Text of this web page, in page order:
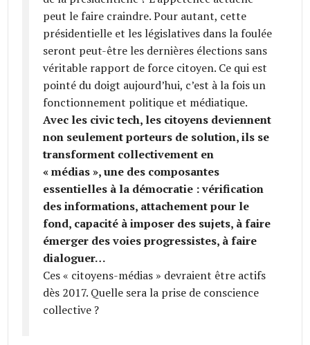
peut le faire craindre. Pour autant, cette
présidentielle et les législatives dans la foulée
seront peut-être les dernières élections sans
véritable rapport de force citoyen. Ce qui est
pointé du doigt aujourd’hui, c’est à la fois un
fonctionnement politique et médiatique.
Avec les civic tech, les citoyens deviennent
non seulement porteurs de solution, ils se
transforment collectivement en
« médias », une des composantes
essentielles à la démocratie : vérification
des informations, attachement pour le
fond, capacité à imposer des sujets, à faire
émerger des voies progressistes, à faire
dialoguer…
Ces « citoyens-médias » devraient être actifs
dès 2017. Quelle sera la prise de conscience
collective ?